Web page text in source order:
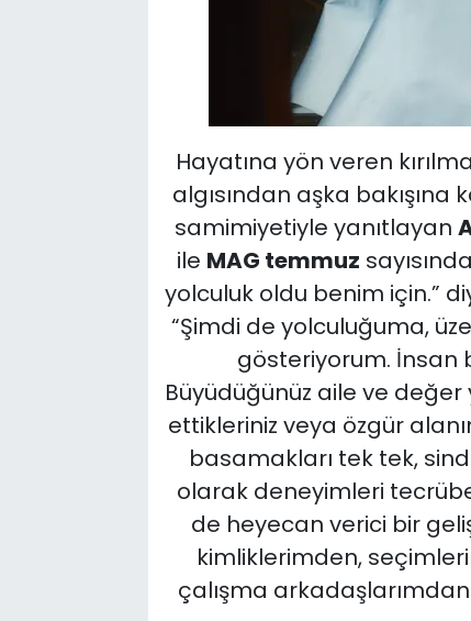
Hayatına yön veren
algısından aşka
samimiyetiyle yanıtlayan
ile MAG temmuz
yolculuk oldu benim için.”
“Şimdi de yolculuğuma,
gösteriyorum. İnsan
Büyüdüğünüz aile ve değer
ettikleriniz veya özgür
basamakları tek tek,
olarak deneyimleri
de heyecan verici bir
kimliklerimden,
çalışma